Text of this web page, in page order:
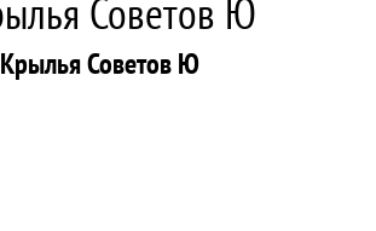
Крылья Советов Ю